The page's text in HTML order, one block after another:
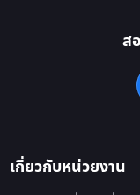
ส
เกี่ยวกับหน่วยงาน